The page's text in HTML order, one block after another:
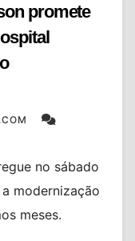
promete
no sábado
modernização
meses.